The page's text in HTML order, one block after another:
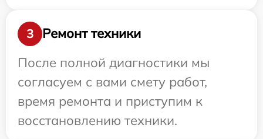
3
Ремонт техники
После полной диагностики мы
согласуем с вами смету работ,
время ремонта и приступим к
восстановлению техники.